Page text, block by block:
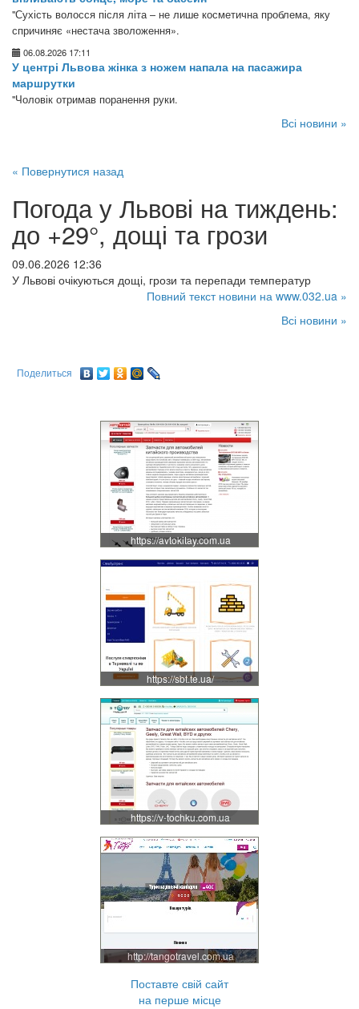
"Сухість волосся після літа – не лише косметична проблема, яку
спричиняє «нестача зволоження».
06.08.2026 17:11
У центрі Львова жінка з ножем напала на пасажира
маршрутки
"Чоловік отримав поранення руки.
Всі новини »
« Повернутися назад
Погода у Львові на тиждень:
до +29°, дощі та грози
09.06.2026 12:36
У Львові очікуються дощі, грози та перепади температур
Повний текст новини на www.032.ua »
Всі новини »
Поделиться
https://avtokitay.com.ua
https://sbt.te.ua/
https://v-tochku.com.ua
http://tangotravel.com.ua
Поставте свій сайт
на перше місце